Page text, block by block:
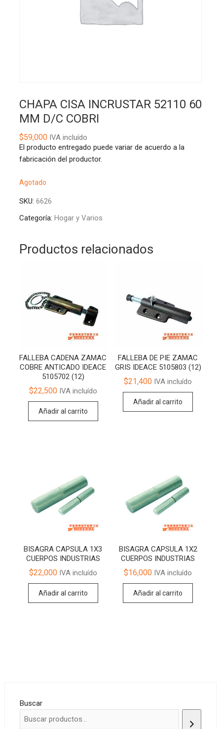
CHAPA CISA INCRUSTAR 52110 60
MM D/C COBRI
$59,000IVA incluído
El producto entregado puede variar de acuerdo a la
fabricación del productor.
Agotado
SKU: 6626
Categoría: Hogar y Varios
Productos relacionados
FALLEBA CADENA ZAMAC
COBRE ANTICADO IDEACE
5105702 (12)
$22,500IVA incluído
Añadir al carrito
FALLEBA DE PIE ZAMAC
GRIS IDEACE 5105803 (12)
$21,400 IVA incluído
Añadir al carrito
BISAGRA CAPSULA 1X3
CUERPOS INDUSTRIAS
$22,000IVA incluído
Añadir al carrito
BISAGRA CAPSULA 1X2
CUERPOS INDUSTRIAS
$16,000 IVA incluído
Añadir al carrito
Buscar